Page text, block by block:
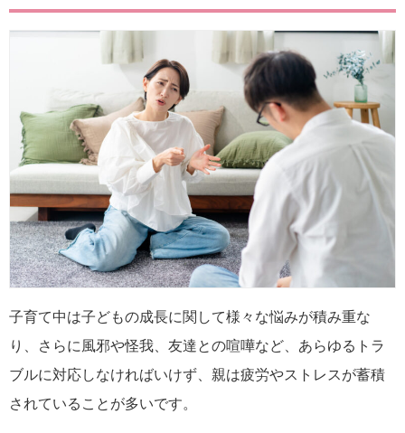
子育て中は子どもの成長に関して様々な悩みが積み重な
り、さらに風邪や怪我、友達との喧嘩など、あらゆるトラ
ブルに対応しなければいけず、親は疲労やストレスが蓄積
されていることが多いです。